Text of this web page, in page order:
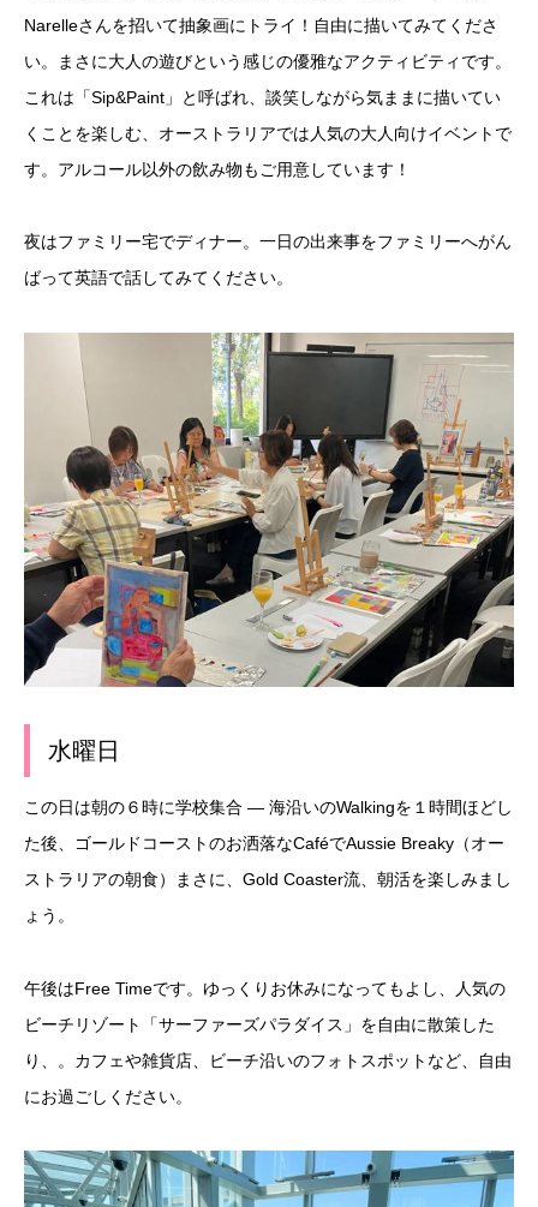
Narelleさんを招いて抽象画にトライ！自由に描いてみてくださ
い。まさに大人の遊びという感じの優雅なアクティビティです。
これは「Sip&Paint」と呼ばれ、談笑しながら気ままに描いてい
くことを楽しむ、オーストラリアでは人気の大人向けイベントで
す。アルコール以外の飲み物もご用意しています！
夜はファミリー宅でディナー。一日の出来事をファミリーへがん
ばって英語で話してみてください。
水曜日
この日は朝の６時に学校集合 ― 海沿いのWalkingを１時間ほどし
た後、ゴールドコーストのお洒落なCaféでAussie Breaky （オー
ストラリアの朝食）まさに、 Gold Coaster流、朝活を楽しみまし
ょう。
午後はFree Timeです。ゆっくりお休みになってもよし、
人気の
ビーチリゾート「サーファーズパラダイス」を自由に散策した
り、。 カフェや雑貨店、ビーチ沿いのフォトスポットなど、
自由
にお過ごしください。